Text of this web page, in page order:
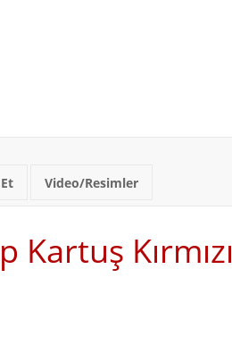
Video/Resimler
Kırmızı